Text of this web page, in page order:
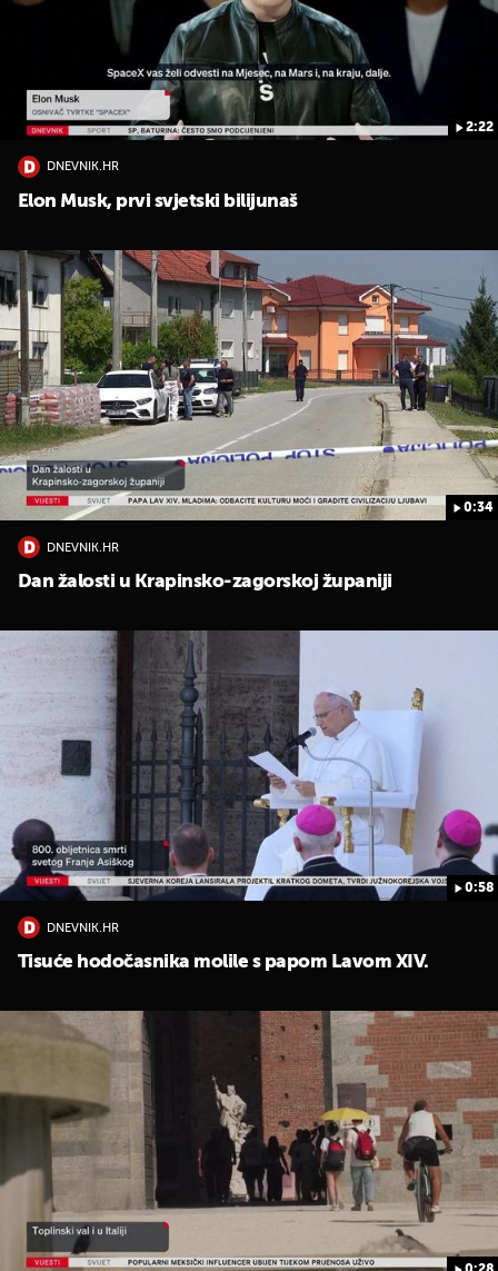
2:22
DNEVNIK.HR
Elon Musk, prvi svjetski bilijunaš
0:34
DNEVNIK.HR
Dan žalosti u Krapinsko-zagorskoj županiji
0:58
DNEVNIK.HR
Tisuće hodočasnika molile s papom Lavom XIV.